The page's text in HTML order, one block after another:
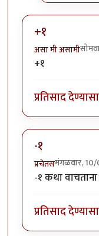
+१
असा मी असामी
+१
प्रतिसाद
-१
प्रचेतसमंगळवार,
-१ कथा
प्रतिसाद